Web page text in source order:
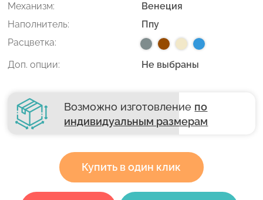
Механизм:
Венеция
Наполнитель:
Ппу
Расцветка:
Доп. опции:
Не выбраны
Возможно изготовление по
индивидуальным размерам
Купить в один клик